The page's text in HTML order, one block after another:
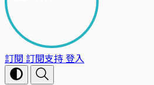
訂閱 訂閱支持登入